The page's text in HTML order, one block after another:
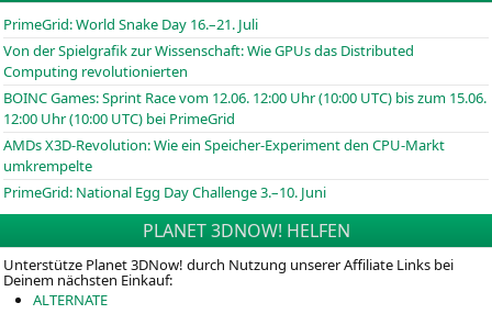
PrimeGrid: World Snake Day 16.–21. Juli
Von der Spielgrafik zur Wissenschaft: Wie GPUs das Distributed
Computing revolutionierten
BOINCGames: Sprint Race vom 12.06. 12:00 Uhr (10:00 UTC) bis zum 15.06.
12:00 Uhr (10:00 UTC) bei PrimeGrid
AMDs X3D-Revolution: Wie ein Speicher-Experiment den CPU-Markt
umkrempelte
PrimeGrid: National Egg Day Challenge 3.–10. Juni
PLANET 3DNOW! HELFEN
Unterstütze Planet 3DNow! durch Nutzung unserer Affiliate Links bei
Deinem nächsten Einkauf:
ALTERNATE